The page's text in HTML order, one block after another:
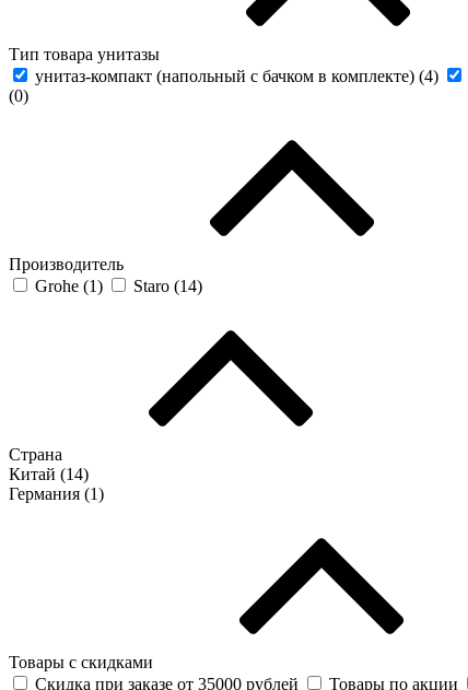
Тип товара унитазы
унитаз-компакт (напольный с бачком в комплекте) (4)
(0)
Производитель
Grohe (1) Staro (14)
Страна
Китай (14)
Германия (1)
Товары с скидками
Скидка при заказе от 35000 рублей
Товары по акции